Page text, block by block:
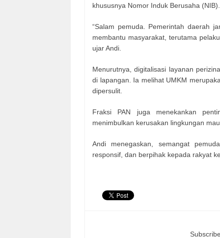
khususnya Nomor Induk Berusaha (NIB).
“Salam pemuda. Pemerintah daerah
membantu masyarakat, terutama
ujar Andi.
Menurutnya, digitalisasi layanan
di lapangan. Ia melihat UMKM
dipersulit.
Fraksi PAN juga menekankan
menimbulkan kerusakan lingkungan
Andi menegaskan, semangat
responsif, dan berpihak kepada rakyat